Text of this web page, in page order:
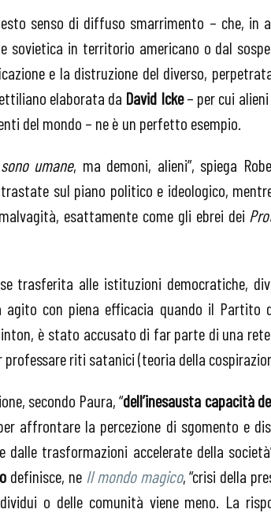
senso di diffuso smarrimento – che, in
sovietica in territorio americano o dal
e la distruzione del diverso,
elaborata da David Icke– per cui
del mondo – ne è un perfetto esempio.
umane, ma demoni, alieni”, spiega
sul piano politico e ideologico,
esattamente come gli ebrei dei
trasferita alle istituzioni democratiche,
agito con piena efficacia quando il Partito
è stato accusato di far parte di una
professare riti satanici (teoria della
secondo Paura, “dell’inesausta capacità
affrontare la percezione di sgomento e
dalle trasformazioni accelerate della
definisce, ne Il mondo magico, “crisi della
o delle comunità viene meno. La